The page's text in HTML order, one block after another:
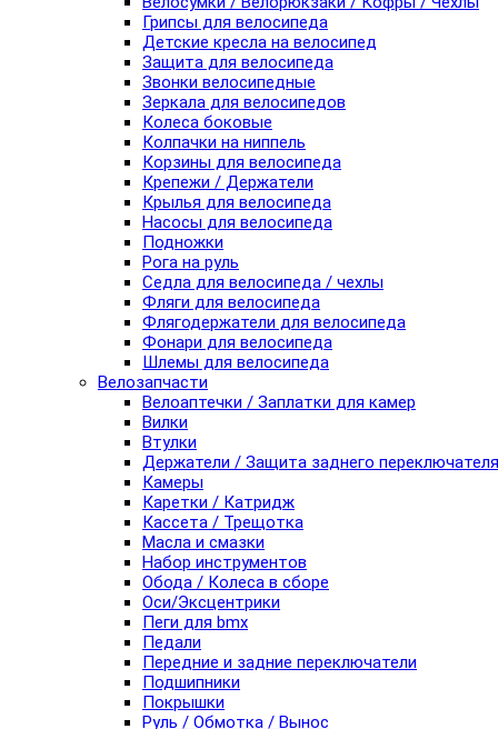
Грипсы для велосипеда
Детские кресла на велосипед
Защита для велосипеда
Звонки велосипедные
Зеркала для велосипедов
Колеса боковые
Колпачки на ниппель
Корзины для велосипеда
Крепежи / Держатели
Крылья для велосипеда
Насосы для велосипеда
Подножки
Рога на руль
Седла для велосипеда / чехлы
Фляги для велосипеда
Флягодержатели для велосипеда
Фонари для велосипеда
Шлемы для велосипеда
Велозапчасти
Велоаптечки / Заплатки для камер
Вилки
Втулки
Держатели / Защита заднего переключателя
Камеры
Каретки / Катридж
Кассета / Трещотка
Масла и смазки
Набор инструментов
Обода / Колеса в сборе
Оси/Эксцентрики
Пеги для bmx
Педали
Передние и задние переключатели
Подшипники
Покрышки
Руль / Обмотка / Вынос